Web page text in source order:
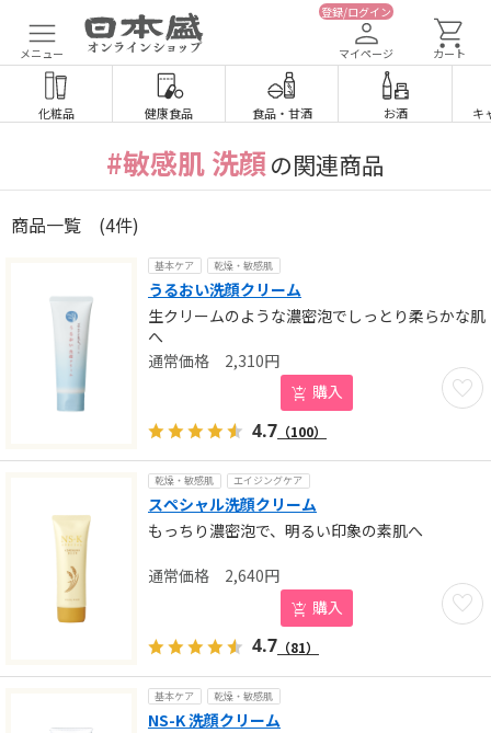
メニュー
登録/ログイン
マイページ カート
化粧品 健康食品 食品・ 甘酒 お酒 キ
#敏感肌 洗顔 の関連商品
商品一覧 (4件)
基本ケア 乾燥・敏感肌
うるおい洗顔クリーム
生クリームのような濃密泡でしっとり柔らかな肌
へ
お気
2,310円
購入
4.7 （100）
乾燥・敏感肌 エイジングケア
スペシャル洗顔クリーム
もっちり濃密泡で、明るい印象の素肌へ
お気
2,640円
購入
4.7 （81）
基本ケア 乾燥・敏感肌
NS-K 洗顔クリーム